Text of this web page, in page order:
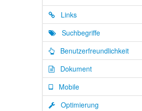
Links
Suchbegriffe
Benutzerfreundlichkeit
Dokument
Mobile
Optimierung